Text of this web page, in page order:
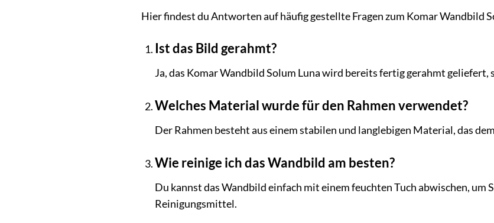
Hier findest du Antworten auf häufig gestellte Fragen zum Komar Wandbild
Ist das Bild gerahmt?
Ja, das Komar Wandbild Solum Luna wird bereits fertig gerahmt geliefert,
Welches Material wurde für den Rahmen verwendet?
Der Rahmen besteht aus einem stabilen und langlebigen Material, das
Wie reinige ich das Wandbild am besten?
Du kannst das Wandbild einfach mit einem feuchten Tuch abwischen,
Reinigungsmittel.